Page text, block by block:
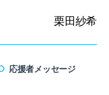
栗田紗希
応援者メッセージ